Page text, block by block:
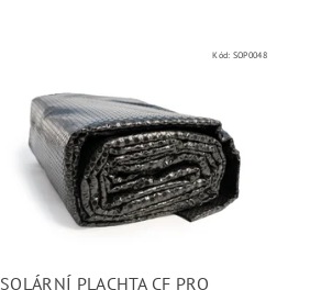
Kód: SOP0048
SOLÁRNÍ PLACHTA CF PRO